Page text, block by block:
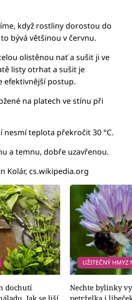
když rostliny dorostou do
bývá většinou v červnu.
olistěnou nať a sušit ji ve
listy otrhat a sušit je
efektivnější postup.
na platech ve stínu při
nesmí teplota překročit 30 °C.
a temnu, dobře uzavřenou.
Kolár, cs.wikipedia.org
dochutí
Jak se liší
UŽITEČNÝ HMYZ
Nechte bylinky
petrželka i